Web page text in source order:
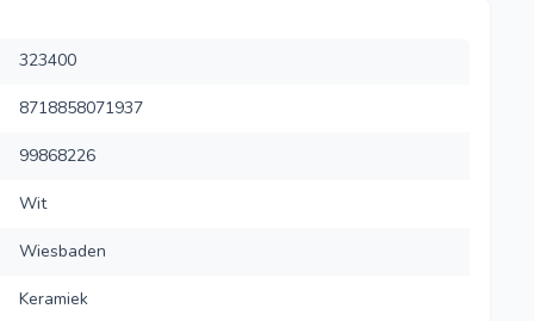
323400
8718858071937
99868226
Wit
Wiesbaden
Keramiek